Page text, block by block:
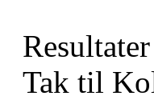
Tak til